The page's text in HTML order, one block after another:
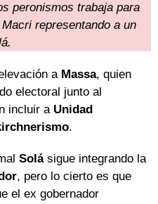
peronismos trabaja para
representando a un
a Massa, quien
electoral junto al
incluir a Unidad
.
Solásigue integrando la
, pero lo cierto es que
el ex gobernador